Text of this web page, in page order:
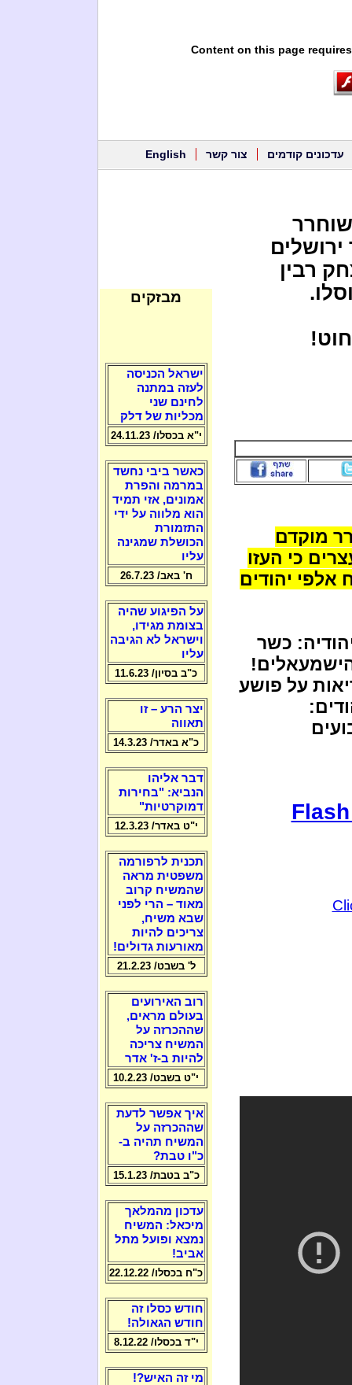
Content on this page
עדכונים קודמים צור קשר English
רבין
מוקדם
כי העזו
יהודים
כשר
על פושע
מבזקים
ישראל הכניסה
לעזה במתנה
לחינם שני
מכליות של דלק
י"א בכסלו/ 24.11.23
כאשר ביבי נחשד
במרמה והפרת
אמונים, אזי תמיד
הוא מלווה על ידי
התזמורת
הכושלת שמגינה
עליו
ח' באב/ 26.7.23
על הפיגוע שהיה
בצומת מגידו,
וישראל לא הגיבה
עליו
כ"ב בסיון/ 11.6.23
יצר הרע – זו
תאווה
כ"א באדר/ 14.3.23
דבר אליהו
הנביא: "בחירות
דמוקרטיות"
י"ט באדר/ 12.3.23
תכנית לרפורמה
משפטית מראה
שהמשיח קרוב
מאוד – הרי לפני
שבא משיח,
צריכים להיות
מאורעות גדולים!
ל' בשבט/ 21.2.23
רוב האירועים
בעולם מראים,
שההכרזה על
המשיח צריכה
להיות ב-ז' אדר
י"ט בשבט/ 10.2.23
איך אפשר לדעת
שההכרזה על
המשיח תהיה ב-
כ"ו טבת?
כ"ב בטבת/ 15.1.23
עדכון מהמלאך
מיכאל: המשיח
נמצא ופועל מתל
אביב!
כ"ח בכסלו/ 22.12.22
חודש כסלו זה
חודש הגאולה!
י"ד בכסלו/ 8.12.22
מי זה האיש?!